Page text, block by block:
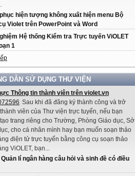
hiện tượng không xuất hiện menu Bộ
Violet trên PowerPoint và Word
Hệ thống Kiểm tra Trực tuyến ViOLET
1
DẪN SỬ DỤNG THƯ VIỆN
Thông tin thành viên trên violet.vn
Sau khi đã đăng ký thành công và trở
viên của Thư viện trực tuyến, nếu bạn
trang riêng cho Trường, Phòng Giáo dục, Sở
cho cá nhân mình hay bạn muốn soạn thảo
điện tử trực tuyến bằng công cụ soạn thảo
ViOLET, bạn...
Quản lí ngân hàng câu hỏi và sinh đề có điều